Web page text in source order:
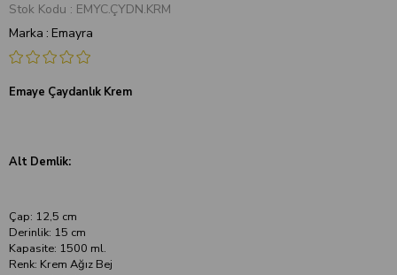
Stok Kodu
EMYC.ÇYDN.KRM
Marka : Emayra
Emaye Çaydanlık Krem
Alt Demlik:
Çap: 12,5 cm
Derinlik: 15 cm
Kapasite: 1500 ml.
Renk: Krem Ağız Bej